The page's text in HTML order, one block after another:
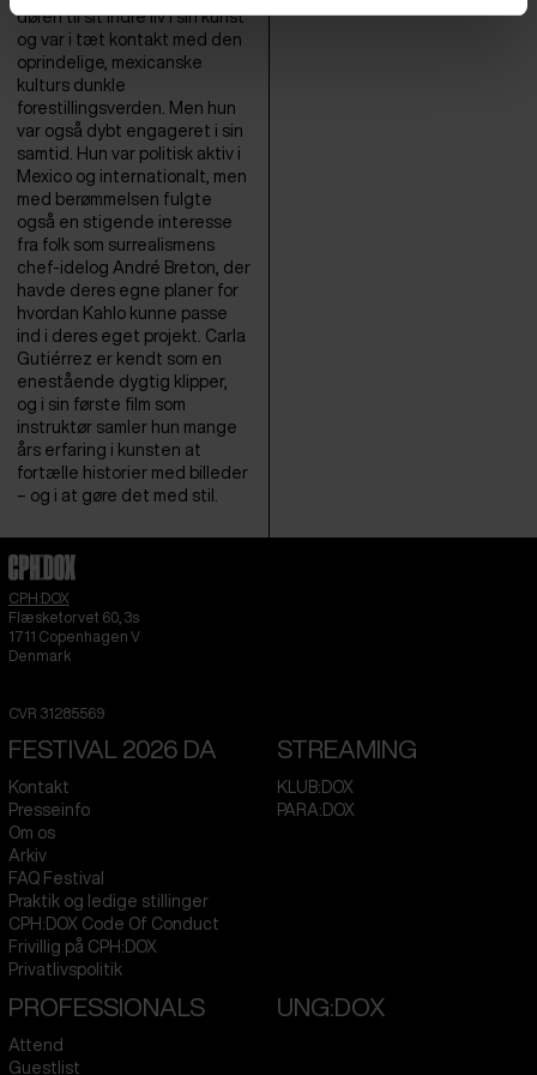
døren til sit indre liv i sin kunst
og var i tæt kontakt med den
oprindelige, mexicanske
kulturs dunkle
forestillingsverden. Men hun
var også dybt engageret i sin
samtid. Hun var politisk aktiv i
Mexico og internationalt, men
med berømmelsen fulgte
også en stigende interesse
fra folk som surrealismens
chef-idelog André Breton, der
havde deres egne planer for
hvordan Kahlo kunne passe
ind i deres eget projekt. Carla
Gutiérrez er kendt som en
enestående dygtig klipper,
og i sin første film som
instruktør samler hun mange
års erfaring i kunsten at
fortælle historier med billeder
– og i at gøre det med stil.
CPH:DOX
Flæsketorvet 60, 3s
1711 Copenhagen V
Denmark
CVR 31285569
FESTIVAL 2026 DA
Kontakt
Presseinfo
Om os
Arkiv
FAQ Festival
Praktik og ledige stillinger
CPH:DOX Code Of Conduct
Frivillig på CPH:DOX
Privatlivspolitik
STREAMING
KLUB:DOX
PARA:DOX
PROFESSIONALS
Attend
Guestlist
UNG:DOX